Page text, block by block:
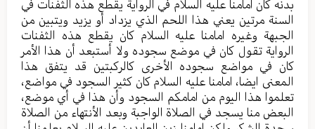
بدنه كان امامنا عليه السلام في الرواية يقطع هذه الثفنات في
السنة مرتين يعني هذا اللحم الذي يزداد أو يزيد ويتبين من
الجبهة وغيره امامنا عليه السلام كان يقطع هذه الثفنات
الرواية تقول كان في موضع سجوده ولا أستبعد أن هذا الأمر
كان في مواضع سجوده الأخرى كالركبتين قد يتفق هذا
المعنى ايضا، امامنا عليه السلام كان كثير السجود في مواضع،
تعلموا هذا اليوم من امامكم السجود وأن هذا في أي موضع،
البعض منا يسجد في الصلاة الواجبة وبعد الأنتهاء من الصلاة